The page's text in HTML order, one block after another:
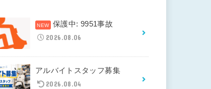
保護中: 9951事故
2026.08.06
アルバイトスタッフ募集
2026.08.04